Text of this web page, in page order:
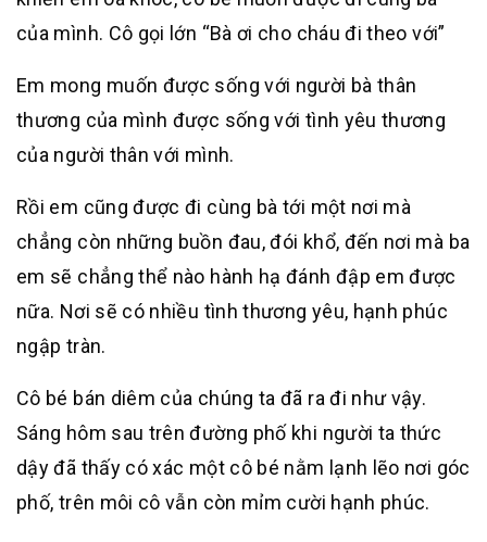
của mình. Cô gọi lớn “Bà ơi cho cháu đi theo với”
Em mong muốn được sống với người bà thân
thương của mình được sống với tình yêu thương
của người thân với mình.
Rồi em cũng được đi cùng bà tới một nơi mà
chẳng còn những buồn đau, đói khổ, đến nơi mà ba
em sẽ chẳng thể nào hành hạ đánh đập em được
nữa. Nơi sẽ có nhiều tình thương yêu, hạnh phúc
ngập tràn.
Cô bé bán diêm của chúng ta đã ra đi như vậy.
Sáng hôm sau trên đường phố khi người ta thức
dậy đã thấy có xác một cô bé nằm lạnh lẽo nơi góc
phố, trên môi cô vẫn còn mỉm cười hạnh phúc.